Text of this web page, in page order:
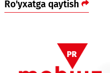
O‘zbekistondagi dastlabki
xususiyatlarni hisobga olgan
Moobina’ni joriy etish - bu
tajribasini bevosita
qulay va zamonaviy